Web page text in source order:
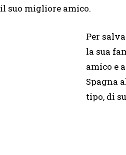
suo migliore amico.
Per
la sua
amico e
Spagna
tipo, di